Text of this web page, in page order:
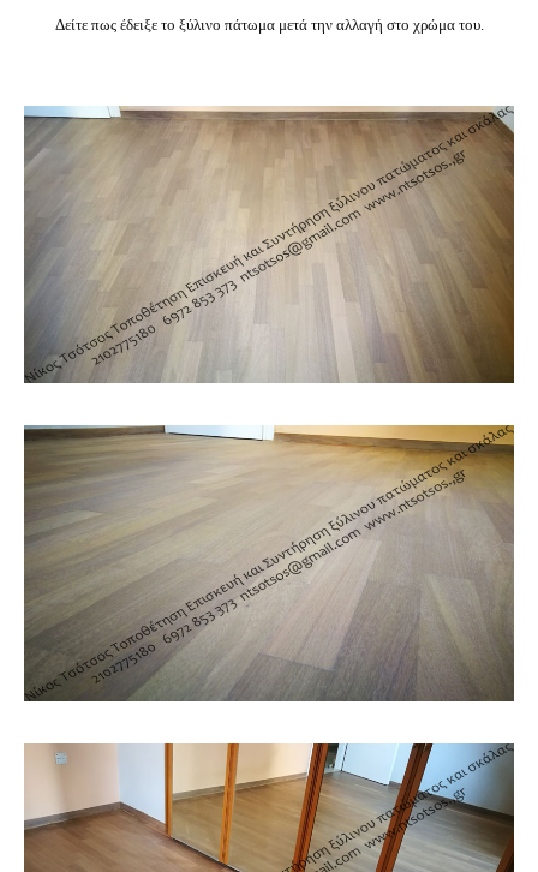
Δείτε πως έδειξε το ξύλινο πάτωμα μετά την αλλαγή στο χρώμα του.